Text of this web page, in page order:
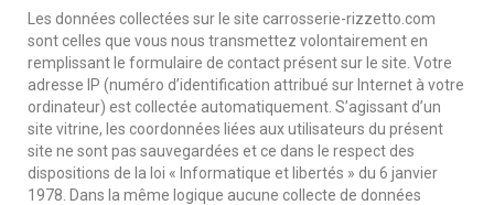
Les données collectées sur le site carrosserie-rizzetto.com
sont celles que vous nous transmettez volontairement en
remplissant le formulaire de contact présent sur le site. Votre
adresse IP (numéro d’identification attribué sur Internet à votre
ordinateur) est collectée automatiquement. S’agissant d’un
site vitrine, les coordonnées liées aux utilisateurs du présent
site ne sont pas sauvegardées et ce dans le respect des
dispositions de la loi « Informatique et libertés » du 6 janvier
1978. Dans la même logique aucune collecte de données